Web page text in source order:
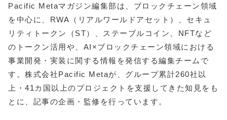
Pacific Metaマガジン編集部は、ブロックチェーン領域
を中心に、RWA（リアルワールドアセット）、セキュ
リティトークン（ST）、ステーブルコイン、NFTなど
のトークン活用や、AI×ブロックチェーン領域における
事業開発・実装に関する情報を発信する編集チームで
す。株式会社Pacific Metaが、グループ累計260社以
上・41カ国以上のプロジェクトを支援してきた知見をも
とに、記事の企画・監修を行っています。